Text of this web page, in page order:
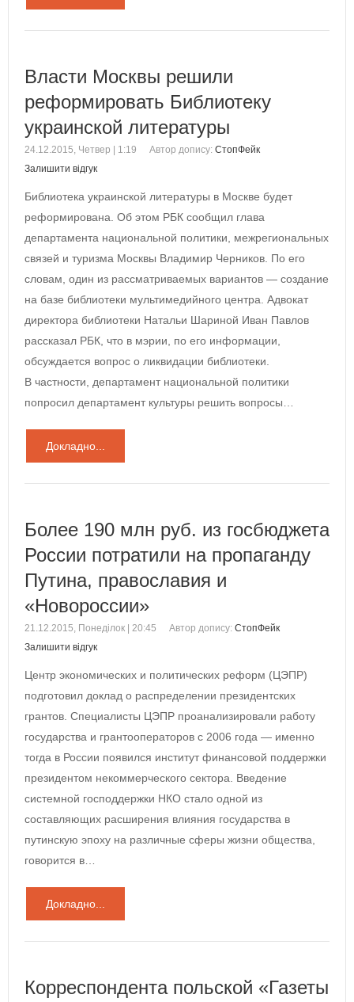
Власти Москвы решили
реформировать Библиотеку
украинской литературы
24.12.2015, Четвер | 1:19 Автор допису: СтопФейк
Залишити відгук
Библиотека украинской литературы в Москве будет
реформирована. Об этом РБК сообщил глава
департамента национальной политики, межрегиональных
связей и туризма Москвы Владимир Черников. По его
словам, один из рассматриваемых вариантов — создание
на базе библиотеки мультимедийного центра. Адвокат
директора библиотеки Натальи Шариной Иван Павлов
рассказал РБК, что в мэрии, по его информации,
обсуждается вопрос о ликвидации библиотеки.
В частности, департамент национальной политики
попросил департамент культуры решить вопросы…
Докладно...
Более 190 млн руб. из госбюджета
России потратили на пропаганду
Путина, православия и
«Новороссии»
21.12.2015, Понеділок | 20:45 Автор допису: СтопФейк
Залишити відгук
Центр экономических и политических реформ (ЦЭПР)
подготовил доклад о распределении президентских
грантов. Специалисты ЦЭПР проанализировали работу
государства и грантооператоров с 2006 года — именно
тогда в России появился институт финансовой поддержки
президентом некоммерческого сектора. Введение
системной господдержки НКО стало одной из
составляющих расширения влияния государства в
путинскую эпоху на различные сферы жизни общества,
говорится в…
Докладно...
Корреспондента польской «Газеты